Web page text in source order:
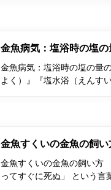
金魚病気：塩浴時の塩の
金魚病気：塩浴時の塩の量
よく）』『塩水浴（えんす
金魚すくいの金魚の飼
金魚すくいの金魚の飼い
ってすぐに死ぬ」 という